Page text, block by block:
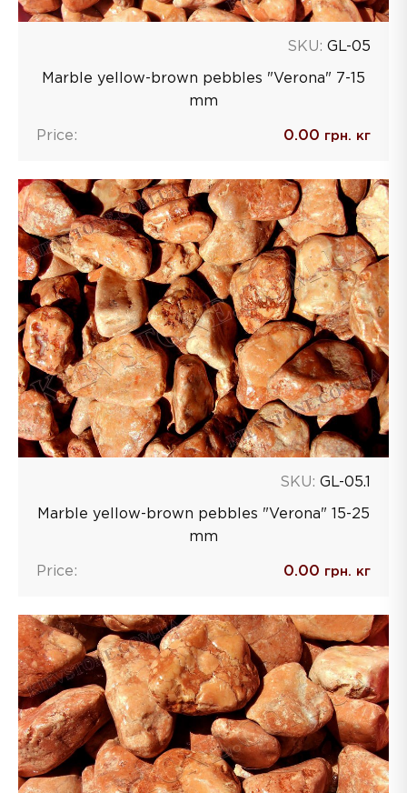
SKU: GL-05
Marble yellow-brown pebbles "Verona" 7-15
mm
Price: 0.00 грн. кг
SKU: GL-05.1
Marble yellow-brown pebbles "Verona" 15-25
mm
Price: 0.00 грн. кг